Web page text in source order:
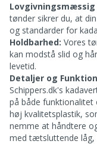
Lovgivningsmæssig
tønder sikrer du, at
og standarder for
Holdbarhed: Vores
kan modstå slid og
levetid.
Detaljer og
Schippers.dk's
på både funktionalitet
høj kvalitetsplastik,
nemme at håndtere
med tætsluttende låg,